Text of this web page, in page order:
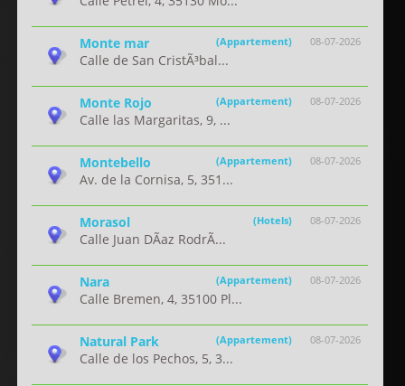
08-07-2026
Monte mar (Appartement)
Calle de San CristÃ³bal...
08-07-2026
Monte Rojo (Appartement)
Calle las Margaritas, 9, ...
08-07-2026
Montebello (Appartement)
Av. de la Cornisa, 5, 351...
08-07-2026
Morasol (Hotels)
Calle Juan DÃ­az RodrÃ...
08-07-2026
Nara (Appartement)
Calle Bremen, 4, 35100 Pl...
08-07-2026
Natural Park (Appartement)
Calle de los Pechos, 5, 3...